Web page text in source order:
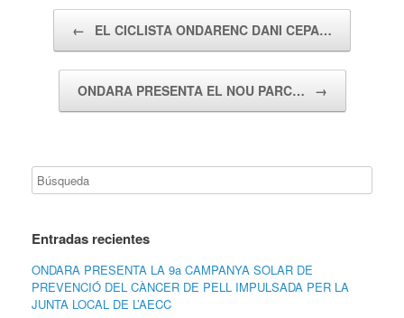
← EL CICLISTA ONDARENC DANI CEPA…
ONDARA PRESENTA EL NOU PARC… →
Entradas recientes
ONDARA PRESENTA LA 9a CAMPANYA SOLAR DE
PREVENCIÓ DEL CÀNCER DE PELL IMPULSADA PER LA
JUNTA LOCAL DE L’AECC